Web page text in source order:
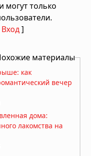
могут только
Вход]
материалы
как
вечер
дома:
лакомства на